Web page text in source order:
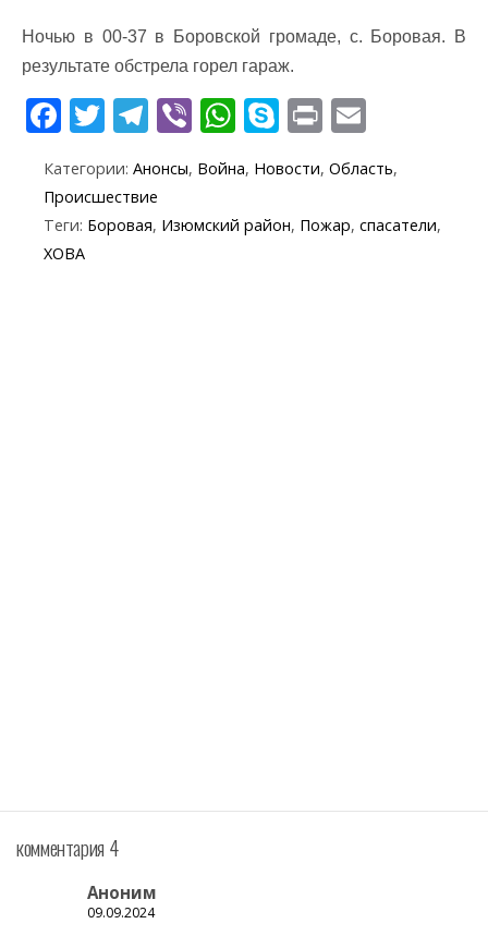
Ночью в 00-37 в Боровской громаде, с. Боровая. В
результате обстрела горел гараж.
F
e
b
o
T
itt
er
T
e
gr
Vi
er
W
at
s
S
y
p
Pr
in
t ai
l
Категории: Анонсы, Война, Новости, Область,
Происшествие
Теги: Боровая, Изюмский район, Пожар, спасатели,
ХОВА
комментария 4
Аноним
09.09.2024